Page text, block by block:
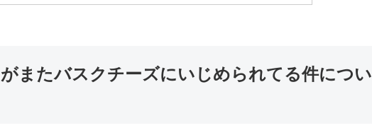
またバスクチーズにいじめられてる件につい